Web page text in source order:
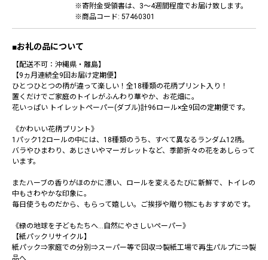
※寄附金受領書は、3～4週間程度でお届け致します。
※商品コード: 57460301
■お礼の品について
【配送不可：沖縄県・離島】
【9ヵ月連続全9回お届け定期便】
ひとつひとつの柄が違って楽しい！全18種類の花柄プリント入り！
置くだけでご家庭のトイレがふんわり華やか、お花畑に。
花いっぱい トイレットペーパー(ダブル)計96ロール×全9回の定期便です。
《かわいい花柄プリント》
1パック12ロールの中には、18種類のうち、すべて異なるランダム12柄。
バラやひまわり、あじさいやマーガレットなど、季節折々の花をあしらって
います。
またハーブの香りがほのかに漂い、ロールを変えるたびに新鮮で、トイレの
中もさわやかな印象に。
毎日使うものだから、もらって嬉しい。ご挨拶や贈り物にもおすすめです。
《緑の地球を子どもたちへ…自然にやさしいペーパー》
【紙パックリサイクル】
紙パック⇒家庭での分別⇒スーパー等で回収⇒製紙工場で再生パルプに⇒製
品へ